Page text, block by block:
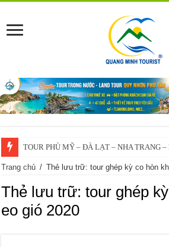
TOUR PHÙ MỸ – ĐÀ LẠT – NHA TRANG
Trang chủ / Thẻ lưu trữ: tour ghép kỳ co hòn
Thẻ lưu trữ:tour ghép
eo gió 2020